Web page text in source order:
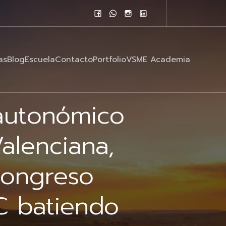
BlogEscuelaContactoPortfolioVSME Academia
batiendo